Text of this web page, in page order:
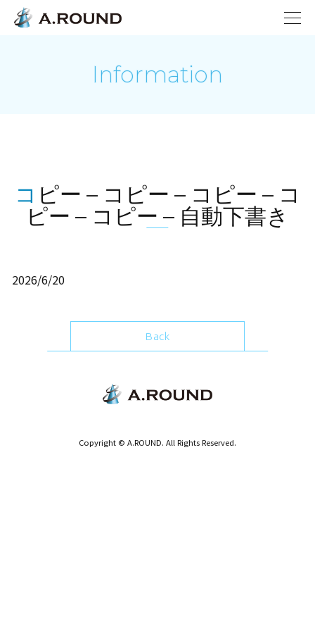
Information
コピー – コピー – コピー – コ
ピー – コピー – 自動下書き
2026/6/20
Back
Copyright © A.ROUND. All Rights Reserved.